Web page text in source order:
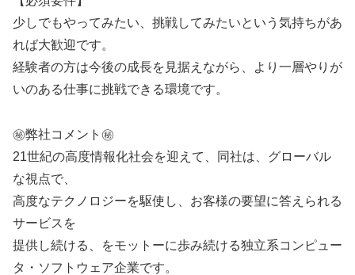
少しでもやってみたい、挑戦してみたいという気持ちがあ
れば大歓迎です。
経験者の方は今後の成長を見据えながら、より一層やりが
いのある仕事に挑戦できる環境です。
㊙️弊社コメント㊙️
21世紀の高度情報化社会を迎えて、同社は、グローバル
な視点で、
高度なテクノロジーを駆使し、お客様の要望に答えられる
サービスを
提供し続ける、をモットーに歩み続ける独立系コンピュー
タ・ソフトウェア企業です。